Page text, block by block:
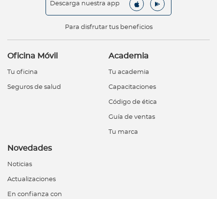
Descarga nuestra app
Para disfrutar tus beneficios
Oficina Móvil
Tu oficina
Seguros de salud
Academia
Tu academia
Capacitaciones
Código de ética
Guía de ventas
Tu marca
Novedades
Noticias
Actualizaciones
En confianza con